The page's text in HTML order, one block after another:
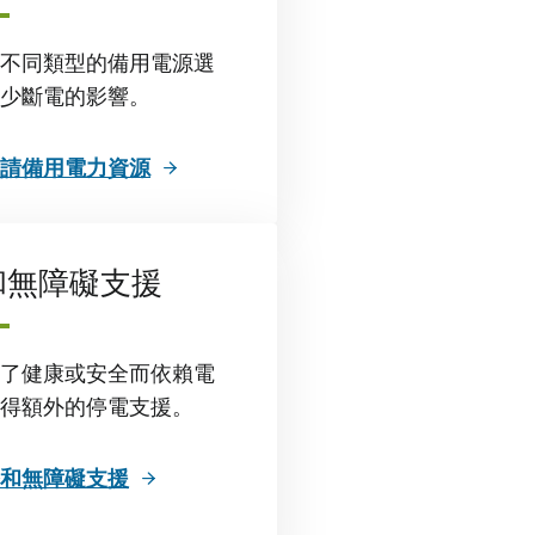
同類型的備用電源選
斷電的影響。
備用電力資源
障礙支援
健康或安全而依賴電
額外的停電支援。
無障礙支援